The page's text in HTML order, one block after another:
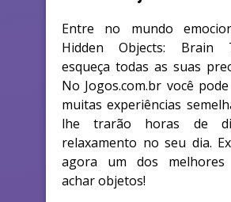
Entre no mundo
Hidden Objects: Brain
esqueça todas as suas
No Jogos.com.br você
muitas experiências
lhe trarão horas de
relaxamento no seu dia.
agora um dos
achar objetos!